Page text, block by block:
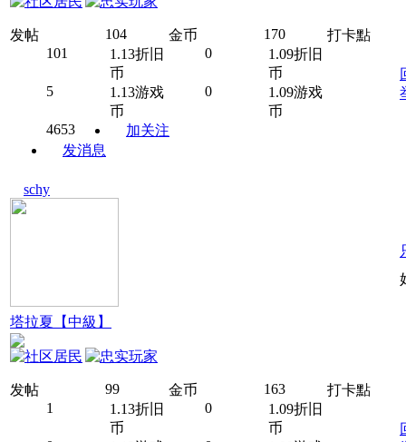
发帖 104 金币 170
打卡點
101
1.13折旧
币
0
1.09折旧
币
5
1.13游戏
币
0
1.09游戏
币
4653
加关注
发消息
schy
塔拉夏【中級】
发帖 99 金币 163
打卡點
1
1.13折旧
币
0
1.09折旧
币